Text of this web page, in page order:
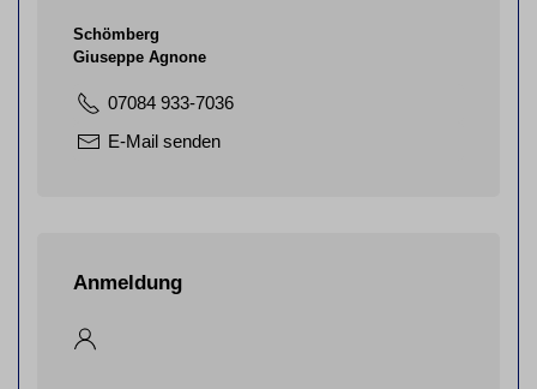
Schömberg
Giuseppe Agnone
07084 933-7036
E-Mail senden
Anmeldung